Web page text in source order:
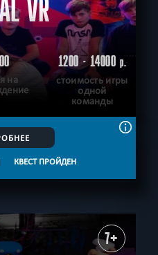
VR
на
1200 - 14000р.
стоимость игры
одной
команды
КВЕСТ ПРОЙДЕН
7+